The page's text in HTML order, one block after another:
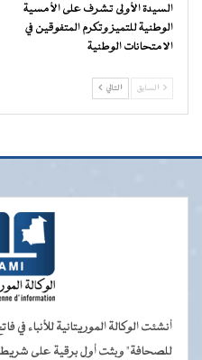
السيدة الأولى تشرف على الأمسية
الوطنية للتميز وتكرم المتفوقين في
الامتحانات الوطنية
السابق التالي
للصحافة" وبثت أول برقية على